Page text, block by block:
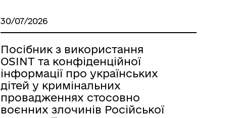
30/07/2026
Посібник з використання
OSINT та конфіденційної
інформації про українських
дітей у кримінальних
провадженнях стосовно
воєнних злочинів Російської